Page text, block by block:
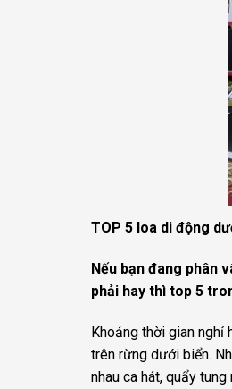
TOP 5 loa di động
Nếu bạn đang phân
phải hay thì top 5
Khoảng thời gian nghỉ
trên rừng dưới biển.
nhau ca hát, quẩy